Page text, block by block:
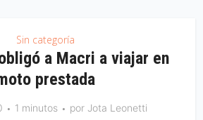
Sin categoría
a Macri a viajar en
prestada
1 minutos por Jota Leonetti